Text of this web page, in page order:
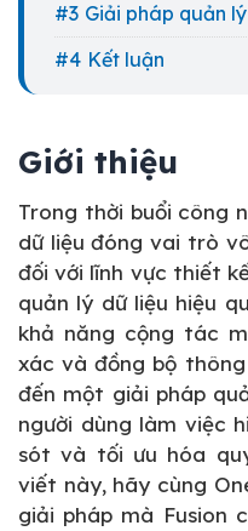
Giải pháp quản
Kết luận
Giới thiệu
Trong thời buổi công
dữ liệu đóng vai trò
đối với lĩnh vực thiết
quản lý dữ liệu hiệu
khả năng cộng tác
xác và đồng bộ
đến một giải pháp
người dùng làm việc
sót và tối ưu hóa
viết này, hãy cùng
giải pháp mà Fusion